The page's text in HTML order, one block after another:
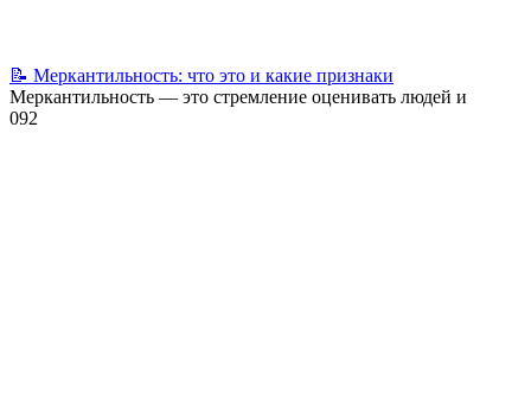
📝 Меркантильность: что это и какие признаки
Меркантильность — это стремление оценивать людей и
092